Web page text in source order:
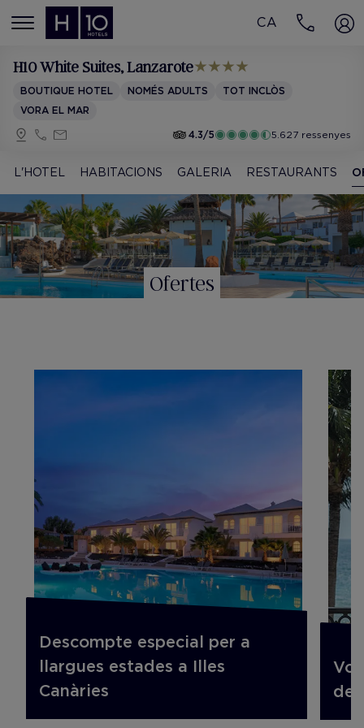
MENÚ
CA
H10 White Suites, Lanzarote
BOUTIQUE HOTEL NOMÉS ADULTS
TOT INCLÒS
VORA EL MAR
4.3/5
5.627 ressenyes
L'HOTEL HABITACIONS GALERIA RESTAURANTS
Ofertes
Descompte especial per a
llargues estades a Illes
Canàries
Vol
de